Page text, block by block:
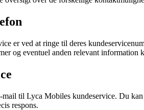
er ved at ringe til deres
og eventuel anden relevant information
til Lyca Mobiles kundeservice. Du
respons.